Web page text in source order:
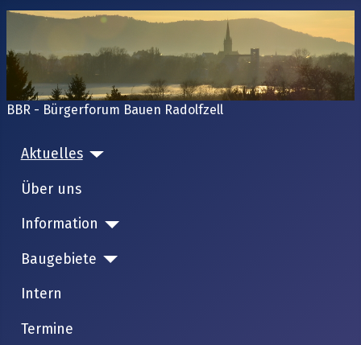
BBR - Bürgerforum Bauen Radolfzell
Aktuelles
Über uns
Information
Baugebiete
Intern
Termine